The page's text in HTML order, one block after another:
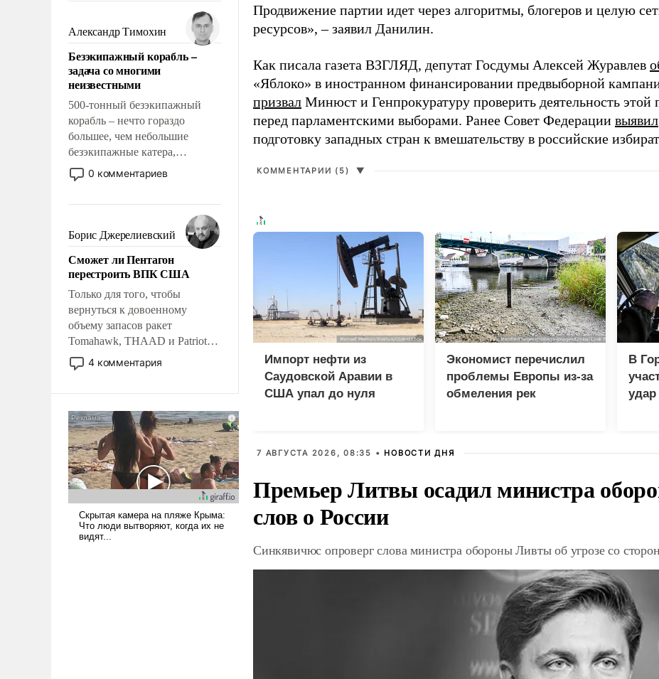
мужественным и твердым под
ударами судьбы, брать на себя
ответственность, помогать
слабым, идти вперед и
адаптироваться.
Александр Тимохин
Безэкипажный корабль –
задача со многими
неизвестными
500-тонный безэкипажный
корабль – нечто гораздо
большее, чем небольшие
безэкипажные катера,
применение которых уже
стало обыденностью. Задача по
сложна и амбициозна. Однако
и ее реализация радикально
поднимет наши боевые
возможности.
0 комментариев
Борис Джерелиевский
Сможет ли Пентагон
перестроить ВПК США
Только для того, чтобы
вернуться к довоенному
объему запасов ракет
Tomahawk, THAAD и Patriot
США потребуется более трех
лет. Даже небольшая война с
Сложившаяся ситуация
означает многолетний период
уязвимости США, например,
перед Китаем.
4 комментария
Продвижение партии идет через алгоритмы, блогеров и целую
ресурсов», – заявил Данилин.
Как писала газета ВЗГЛЯД, депутат Госдумы Алексей Журавлев
«Яблоко» в иностранном финансировании предвыборной
призвал Минюст и Генпрокуратуру проверить деятельность этой
перед парламентскими выборами. Ранее Совет Федерации выявил
подготовку западных стран к вмешательству в российские
КОММЕНТАРИИ (5) ▼
Импорт нефти из
Саудовской Аравии в
США упал до нуля
Экономист перечислил
проблемы Европы из-за
обмеления рек
В
7 АВГУСТА 2026, 08:35 • НОВОСТИ ДНЯ
Премьер Литвы осадил министра
слов о России
Синкявичюс опроверг слова министра обороны Ливты об угрозе со